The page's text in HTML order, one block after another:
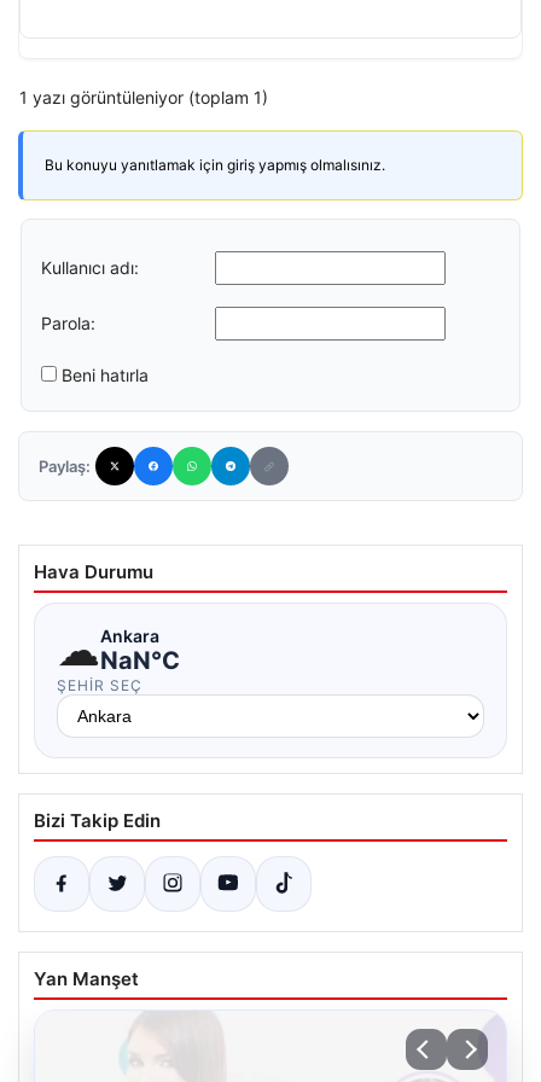
1 yazı görüntüleniyor (toplam 1)
Bu konuyu yanıtlamak için giriş yapmış olmalısınız.
Kullanıcı adı:
Parola:
Beni hatırla
Paylaş:
Hava Durumu
☁Ankara
NaN°C
ŞEHIR SEÇ
Bizi Takip Edin
Yan Manşet